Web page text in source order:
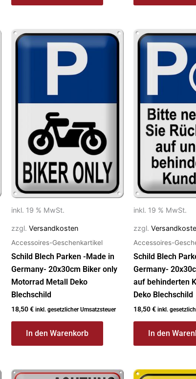
inkl. 19 % MwSt.
zzgl. Versandkosten
Accessoires-Geschenkartikel
Schild Blech Parken -Made in
Germany- 20x30cm Biker only
Motorrad Metall Deko
Blechschild
18,50€ inkl. gesetzlicher Umsatzsteuer
In den Warenkorb
inkl. 19 % MwSt.
zzgl.
Accessoires-
Schild Blech
Germany-
auf behinderten
Deko Blechschild
18,50€ inkl.
In den